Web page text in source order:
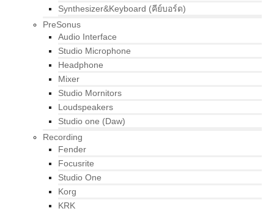
Synthesizer&Keyboard (คีย์บอร์ด)
PreSonus
Audio Interface
Studio Microphone
Headphone
Mixer
Studio Mornitors
Loudspeakers
Studio one (Daw)
Recording
Fender
Focusrite
Studio One
Korg
KRK